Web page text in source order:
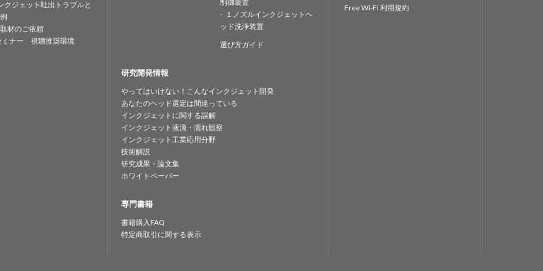
ジェット吐出トラブルと
材のご依頼
ミナー 視聴推奨環境
制御装置
１ノズルインクジェットヘ
ッド洗浄装置
選び方ガイド
研究開発情報
やってはいけない！こんなインクジェット開発
あなたのヘッド選定は間違っている
インクジェットに関する誤解
インクジェット液滴・濡れ観察
インクジェット工業応用分野
技術解説
研究成果・論文集
ホワイトペーパー
専門書籍
書籍購入FAQ
特定商取引に関する表示
Free Wi-Fi 利用規約